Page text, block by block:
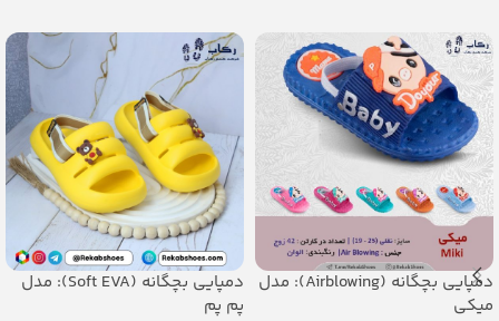
جنس: PU
– جنس: Airblowing
دمپایی بچگانه (Airblowing): مدل
میکی
دمپایی بچگانه (Soft EVA): مدل
پم پم